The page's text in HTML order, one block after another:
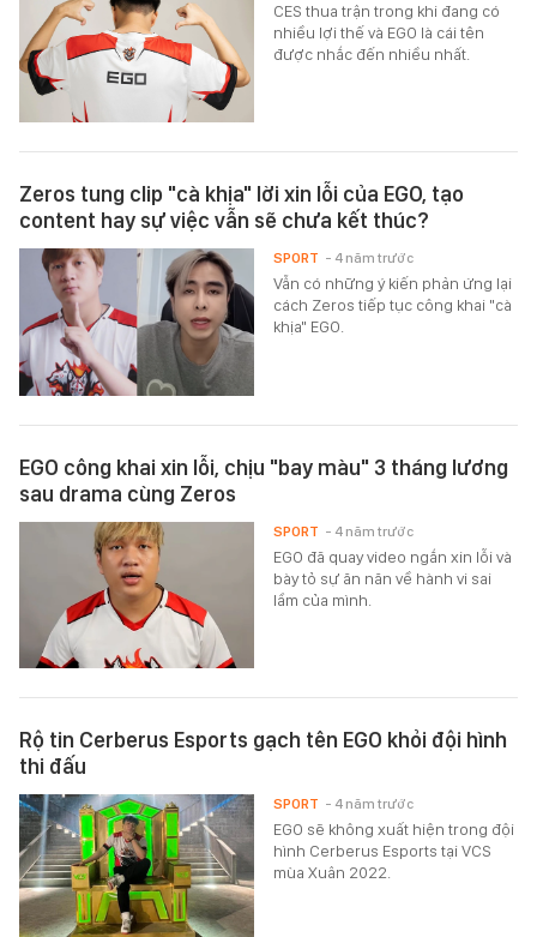
CES thua trận trong khi đang có
nhiều lợi thế và EGO là cái tên
được nhắc đến nhiều nhất.
Zeros tung clip "cà khịa" lời xin lỗi của EGO, tạo
content hay sự việc vẫn sẽ chưa kết thúc?
Vẫn có những ý kiến phản ứng lại
cách Zeros tiếp tục công khai "cà
khịa" EGO.
SPORT - 4 năm trước
EGO công khai xin lỗi, chịu "bay màu" 3 tháng lương
sau drama cùng Zeros
EGO đã quay video ngắn xin lỗi và
bày tỏ sự ăn năn về hành vi sai
lầm của mình.
SPORT - 4 năm trước
Rộ tin Cerberus Esports gạch tên EGO khỏi đội hình
thi đấu
EGO sẽ không xuất hiện trong đội
hình Cerberus Esports tại VCS
mùa Xuân 2022.
SPORT - 4 năm trước